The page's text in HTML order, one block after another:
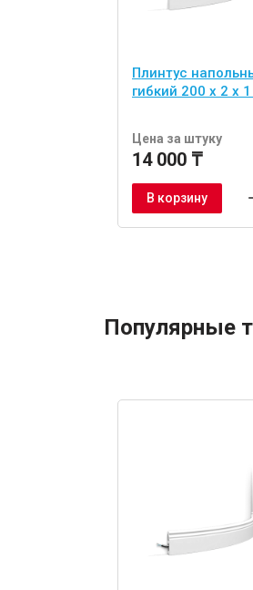
Плинтус
гибкий 200 x 2 x
Цена за штуку
14 000 ₸
В корзину
Популярные